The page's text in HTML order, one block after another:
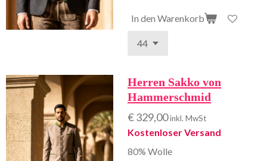
In den Warenkorb
Herren Sakko von
Hammerschmid
€ 329,00inkl. MwSt
Kostenloser Versand
80% Wolle